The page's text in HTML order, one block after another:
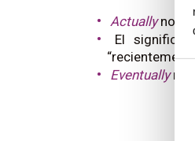
Actuallyno es
El
Eventuallyno